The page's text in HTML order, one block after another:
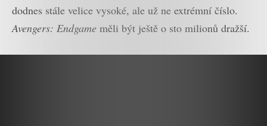
dodnes stále velice vysoké, ale už ne extrémní číslo.
Avengers: Endgame měli být ještě o sto milionů dražší.